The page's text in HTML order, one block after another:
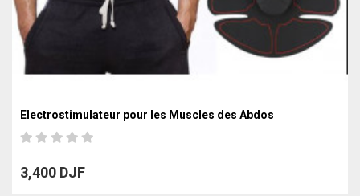
Electrostimulateur pour les Muscles des Abdos
3,400 DJF